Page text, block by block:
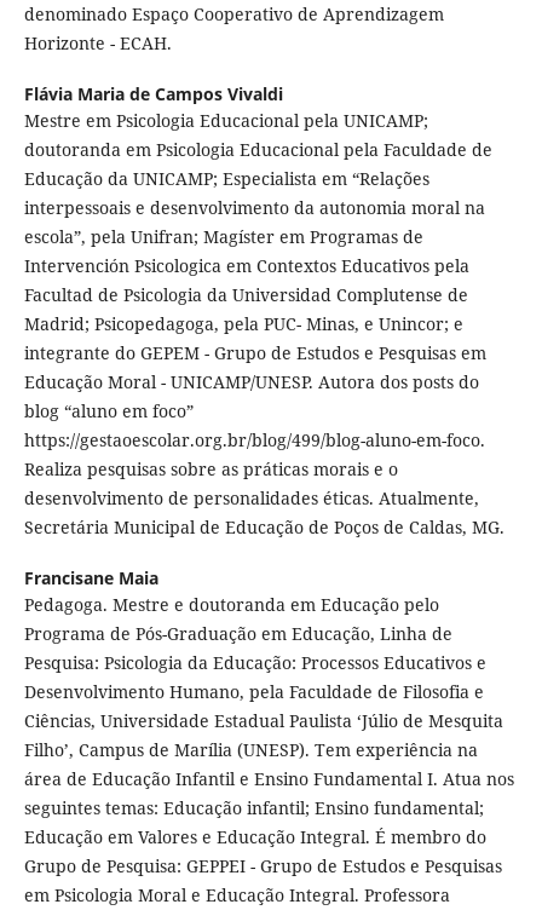
denominado Espaço Cooperativo de Aprendizagem
Horizonte - ECAH.
Flávia Maria de Campos Vivaldi
Mestre em Psicologia Educacional pela UNICAMP;
doutoranda em Psicologia Educacional pela Faculdade de
Educação da UNICAMP; Especialista em “Relações
interpessoais e desenvolvimento da autonomia moral na
escola”, pela Unifran; Magíster em Programas de
Intervención Psicologica em Contextos Educativos pela
Facultad de Psicologia da Universidad Complutense de
Madrid; Psicopedagoga, pela PUC- Minas, e Unincor; e
integrante do GEPEM - Grupo de Estudos e Pesquisas em
Educação Moral - UNICAMP/UNESP. Autora dos posts do
blog “aluno em foco”
https://gestaoescolar.org.br/blog/499/blog-aluno-em-foco.
Realiza pesquisas sobre as práticas morais e o
desenvolvimento de personalidades éticas. Atualmente,
Secretária Municipal de Educação de Poços de Caldas, MG.
Francisane Maia
Pedagoga. Mestre e doutoranda em Educação pelo
Programa de Pós-Graduação em Educação, Linha de
Pesquisa: Psicologia da Educação: Processos Educativos e
Desenvolvimento Humano, pela Faculdade de Filosofia e
Ciências, Universidade Estadual Paulista ‘Júlio de Mesquita
Filho’, Campus de Marília (UNESP). Tem experiência na
área de Educação Infantil e Ensino Fundamental I. Atua nos
seguintes temas: Educação infantil; Ensino fundamental;
Educação em Valores e Educação Integral. É membro do
Grupo de Pesquisa: GEPPEI - Grupo de Estudos e Pesquisas
em Psicologia Moral e Educação Integral. Professora